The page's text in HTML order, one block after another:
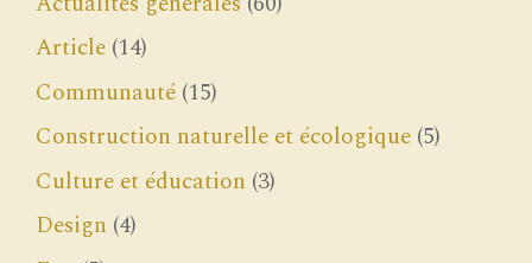
Article (14)
Communauté (15)
Construction naturelle et écologique (5)
Culture et éducation (3)
Design (4)